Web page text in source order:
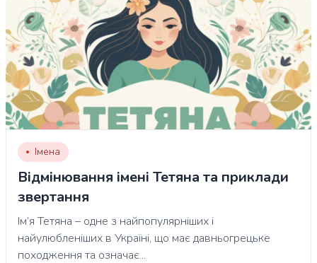
Імена
Відмінювання імені Тетяна та приклади
звертання
Ім’я Тетяна – одне з найпопулярніших і
найулюбленіших в Україні, що має давньогрецьке
походження та означає...